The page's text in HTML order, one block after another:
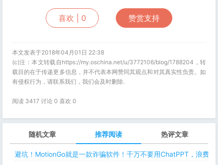
喜欢 | 0 赞赏支持
本文发表于2018年04月01日 22:38
(c)注：本文转载自https://my.oschina.net/u/3772106/blog/1788204，转
载目的在于传递更多信息，并不代表本网赞同其观点和对其真实性负责。如
有侵权行为，请联系我们，我们会及时删除.
阅读 3417 讨论 0 喜欢 0
随机文章 推荐阅读 热评文章
避坑！MotionGo就是一款诈骗软件！千万不要用ChatPPT，浪费时